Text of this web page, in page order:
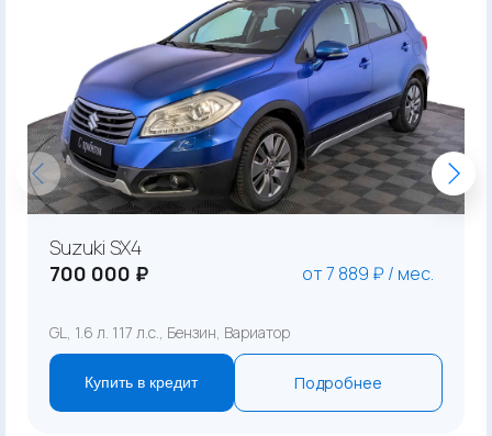
Suzuki SX4
700 000 ₽
от 7 889 ₽ / мес.
GL, 1.6 л. 117 л.с., Бензин, Вариатор
Купить в кредит Подробнее